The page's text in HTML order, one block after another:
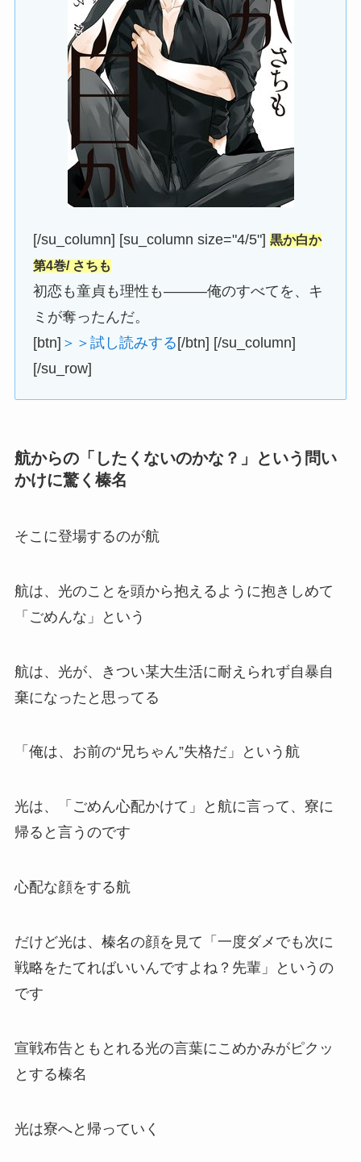
[/su_column] [su_column size="4/5"]黒か白か
第4巻/ さちも
初恋も童貞も理性も―――俺のすべてを、キ
ミが奪ったんだ。
[btn] ＞＞試し読みする[/btn] [/su_column]
[/su_row]
航からの「したくないのかな？」という問い
かけに驚く榛名
そこに登場するのが航
航は、光のことを頭から抱えるように抱きしめて
「ごめんな」という
航は、光が、きつい某大生活に耐えられず自暴自
棄になったと思ってる
「俺は、お前の“兄ちゃん”失格だ」という航
光は、「ごめん心配かけて」と航に言って、寮に
帰ると言うのです
心配な顔をする航
だけど光は、榛名の顔を見て「一度ダメでも次に
戦略をたてればいいんですよね？先輩」というの
です
宣戦布告ともとれる光の言葉にこめかみがピクッ
とする榛名
光は寮へと帰っていく